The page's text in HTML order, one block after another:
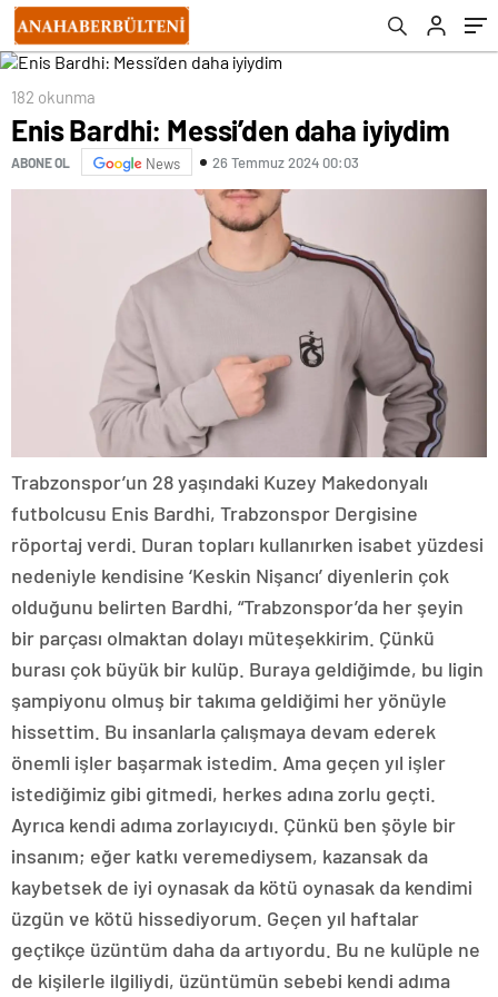
182 okunma
Enis Bardhi: Messi’den daha iyiydim
ABONE OL News 26 Temmuz 2024 00:03
Trabzonspor’un 28 yaşındaki Kuzey Makedonyalı
futbolcusu Enis Bardhi, Trabzonspor Dergisine
röportaj verdi. Duran topları kullanırken isabet yüzdesi
nedeniyle kendisine ‘Keskin Nişancı’ diyenlerin çok
olduğunu belirten Bardhi, “Trabzonspor’da her şeyin
bir parçası olmaktan dolayı müteşekkirim. Çünkü
burası çok büyük bir kulüp. Buraya geldiğimde, bu ligin
şampiyonu olmuş bir takıma geldiğimi her yönüyle
hissettim. Bu insanlarla çalışmaya devam ederek
önemli işler başarmak istedim. Ama geçen yıl işler
istediğimiz gibi gitmedi, herkes adına zorlu geçti.
Ayrıca kendi adıma zorlayıcıydı. Çünkü ben şöyle bir
insanım; eğer katkı veremediysem, kazansak da
kaybetsek de iyi oynasak da kötü oynasak da kendimi
üzgün ve kötü hissediyorum. Geçen yıl haftalar
geçtikçe üzüntüm daha da artıyordu. Bu ne kulüple ne
de kişilerle ilgiliydi, üzüntümün sebebi kendi adıma